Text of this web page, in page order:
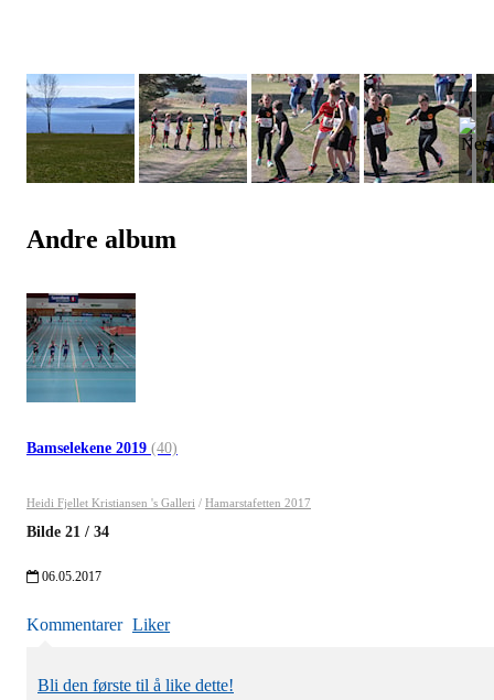
Andre album
Bamselekene 2019 (40)
Heidi Fjellet Kristiansen 's Galleri / Hamarstafetten 2017
Bilde 21 / 34
06.05.2017
Kommentarer Liker
Bli den første til å like dette!